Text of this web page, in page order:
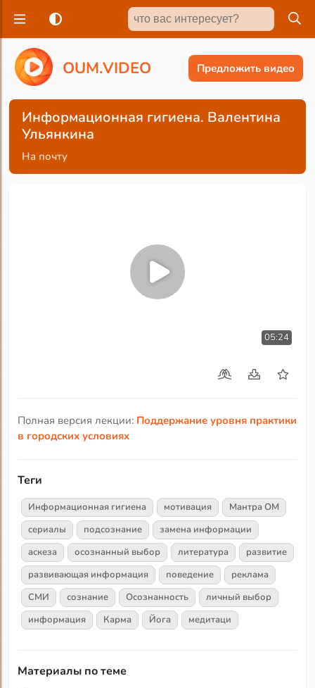
OUM.VIDEO Предложить видео
Информационная гигиена. Валентина
Ульянкина
На почту
05:24
Полная версия лекции: Поддержание уровня практики
в городских условиях
Теги
Информационная гигиена мотивация
Мантра ОМ
сериалы
подсознание
замена информации
аскеза
осознанный выбор литература
развитие
развивающая информация
поведение
реклама
СМИ
сознание Осознанность
личный выбор
информация
Карма Йога медитаци
Материалы по теме